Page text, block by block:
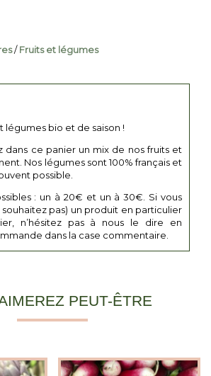
/Fruits et légumes
légumes bio et de saison !
dans ce panier un mix de nos fruits et
Nos légumes sont 100% français et
possible.
: un à 20€ et un à 30€. Si vous
pas) un produit en particulier
n’hésitez pas à nous le dire en
dans la case commentaire.
PEUT-ÊTRE